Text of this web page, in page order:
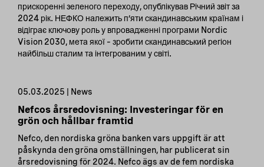
прискоренні зеленого переходу, опублікував Річний звіт за
2024 рік. НЕФКО належить п’яти скандинавським країнам і
відіграє ключову роль у впровадженні програми Nordic
Vision 2030, мета якої – зробити скандинавський регіон
найбільш сталим та інтегрованим у світі.
05.03.2025 | News
Nefcos årsredovisning: Investeringar för en
grön och hållbar framtid
Nefco, den nordiska gröna banken vars uppgift är att
påskynda den gröna omställningen, har publicerat sin
årsredovisning för 2024. Nefco ägs av de fem nordiska